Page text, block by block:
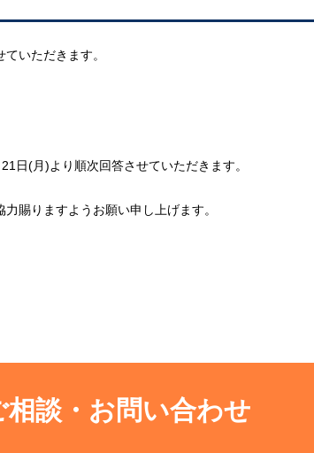
いただきます。
(月)より順次回答させていただきます。
賜りますようお願い申し上げます。
相談・お問い合わせ